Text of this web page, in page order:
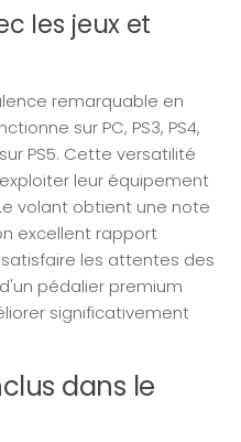
les jeux et
remarquable en
sur PC, PS3, PS4,
PS5. Cette versatilité
leur équipement
volant obtient une note
excellent rapport
les attentes des
pédalier premium
significativement
dans le